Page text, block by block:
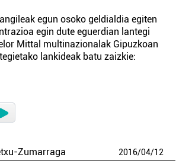
egun osoko geldialdia egiten
egin dute eguerdian lantegi
Mittal multinazionalak Gipuzkoan
lankideak batu zaizkie:
Zumarraga 2016/04/12